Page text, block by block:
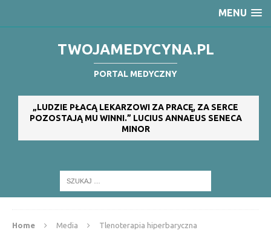
MENU
TWOJAMEDYCYNA.PL
PORTAL MEDYCZNY
„LUDZIE PŁACĄ LEKARZOWI ZA PRACĘ, ZA SERCE
POZOSTAJĄ MU WINNI.” LUCIUS ANNAEUS SENECA
MINOR
Home Media Tlenoterapia hiperbaryczna